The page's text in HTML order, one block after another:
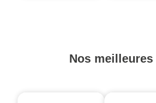
Nos meilleures